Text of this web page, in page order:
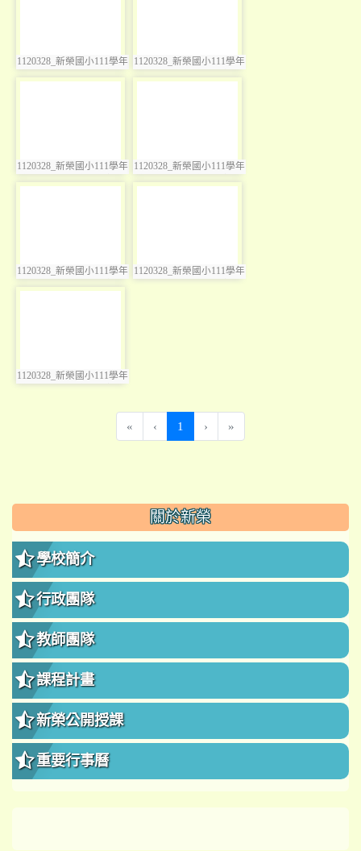
1120328_新榮國小111學年
photo:3574
1120328_新榮國小111學年
photo:3575
1120328_新榮國小111學年
photo:3576
1120328_新榮國小111學年
photo:3577
1120328_新榮國小111學年
photo:3578
1120328_新榮國小111學年
photo:3579
1120328_新榮國小111學年
photo:3580
« ‹ 1 (current)
› »
::: 關於新榮
學校簡介
行政團隊
教師團隊
課程計畫
新榮公開授課
重要行事曆